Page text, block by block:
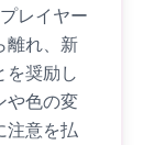
レイヤー
離れ、新
を奨励し
や色の変
注意を払